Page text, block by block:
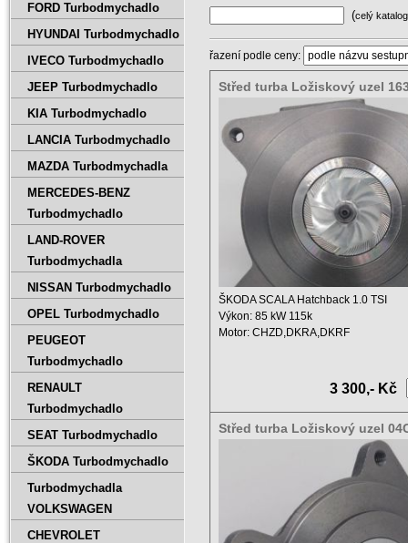
(celý katalog
řazení podle ceny:
Střed turba Ložiskový uzel
04C145701C
ŠKODA SCALA Hatchback 1.0 TSI
Výkon: 85 kW 115k
Motor: CHZD,DKRA,DKRF
3 300,- Kč
Střed turba Ložiskový uzel
FORD Turbodmychadlo
HYUNDAI Turbodmychadlo
IVECO Turbodmychadlo
JEEP Turbodmychadlo
KIA Turbodmychadlo
LANCIA Turbodmychadlo
MAZDA Turbodmychadla
MERCEDES-BENZ
Turbodmychadlo
LAND-ROVER
Turbodmychadla
NISSAN Turbodmychadlo
OPEL Turbodmychadlo
PEUGEOT
Turbodmychadlo
RENAULT
Turbodmychadlo
SEAT Turbodmychadlo
ŠKODA Turbodmychadlo
Turbodmychadla
VOLKSWAGEN
CHEVROLET